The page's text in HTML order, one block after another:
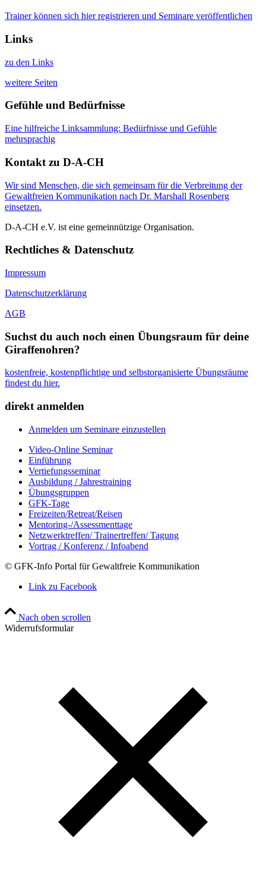
Trainer können sich hier registrieren und Seminare veröffentlichen
Links
zu den Links
weitere Seiten
Gefühle und Bedürfnisse
Eine hilfreiche Linksammlung: Bedürfnisse und Gefühle
mehrsprachig
Kontakt zu D-A-CH
Wir sind Menschen, die sich gemeinsam für die Verbreitung der
Gewaltfreien Kommunikation nach Dr. Marshall Rosenberg
einsetzen.
D-A-CH e.V. ist eine gemeinnützige Organisation.
Rechtliches & Datenschutz
Impressum
Datenschutzerklärung
AGB
Suchst du auch noch einen Übungsraum für deine
Giraffenohren?
kostenfreie, kostenpflichtige und selbstorganisierte Übungsräume
findest du hier.
direkt anmelden
Anmelden um Seminare einzustellen
Video-Online Seminar
Einführung
Vertiefungsseminar
Ausbildung / Jahrestraining
Übungsgruppen
GFK-Tage
Freizeiten/Retreat/Reisen
Mentoring-/Assessmenttage
Netzwerktreffen/ Trainertreffen/ Tagung
Vortrag / Konferenz / Infoabend
© GFK-Info Portal für Gewaltfreie Kommunikation
Link zu Facebook
Nach oben scrollen
Widerrufsformular